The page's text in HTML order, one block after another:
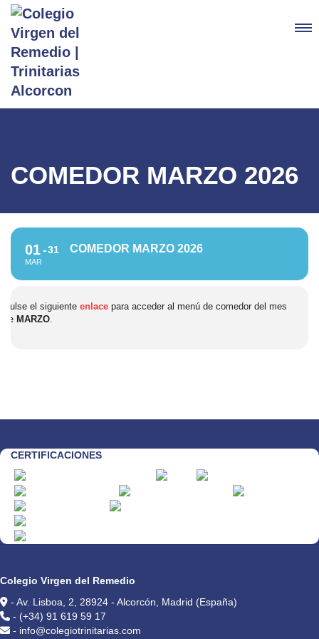
COMEDOR MARZO 2026
01
MAR
31 COMEDOR MARZO 2026
Pulse el siguiente enlace para acceder al menú de comedor del mes
de MARZO.
CERTIFICACIONES
Colegio Virgen del Remedio
- Av. Lisboa, 2, 28924 - Alcorcón, Madrid (España)
- (+34) 91 619 59 17
- info@colegiotrinitarias.com